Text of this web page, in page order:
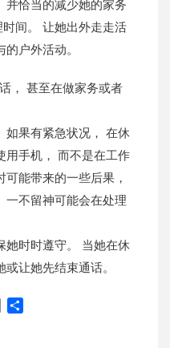
并恰当的减少她的家务
间。 让她出外走走活
户外活动。
， 甚至在做家务或者
如果有紧急状况， 在休
用手机， 而不是在工作
能带来的一些后果，
一不留神可能会在处理
她时时遵守。 当她在休
让她先结束通话。
Copy